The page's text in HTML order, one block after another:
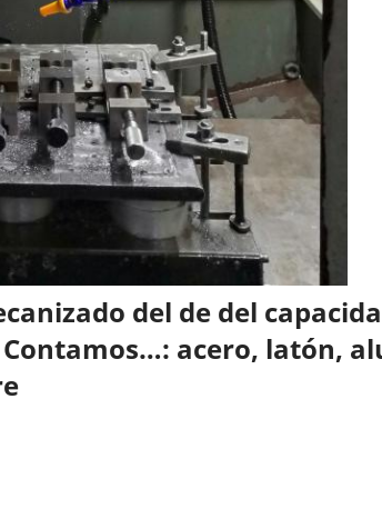
del de del
acero, latón,